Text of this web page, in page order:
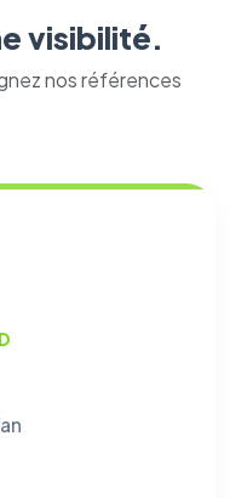
visibilité.
nos références